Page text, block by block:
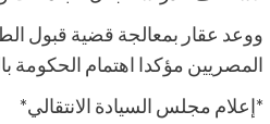
ووعد عقار بمعالجة قضية قبول
المصريين مؤكدا اهتمام الحكومة
*إعلام مجلس السيادة الانتقالي*